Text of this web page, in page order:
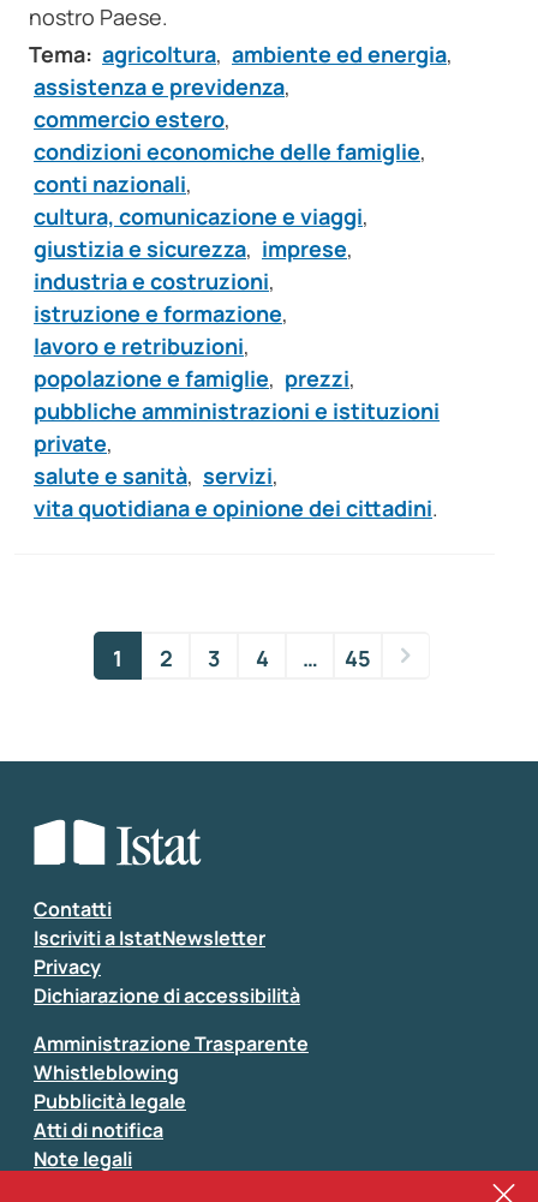
nostro Paese.
Tema: agricoltura, ambiente ed energia,
assistenza e previdenza,
commercio estero,
condizioni economiche delle famiglie,
conti nazionali,
cultura, comunicazione e viaggi,
giustizia e sicurezza, imprese,
industria e costruzioni,
istruzione e formazione,
lavoro e retribuzioni,
popolazione e famiglie, prezzi,
pubbliche amministrazioni e istituzioni
private,
salute e sanità, servizi,
vita quotidiana e opinione dei cittadini.
1 2 3 4 … 45
Contatti
Iscriviti a IstatNewsletter
Privacy
Dichiarazione di accessibilità
Amministrazione Trasparente
Whistleblowing
Pubblicità legale
Atti di notifica
Note legali